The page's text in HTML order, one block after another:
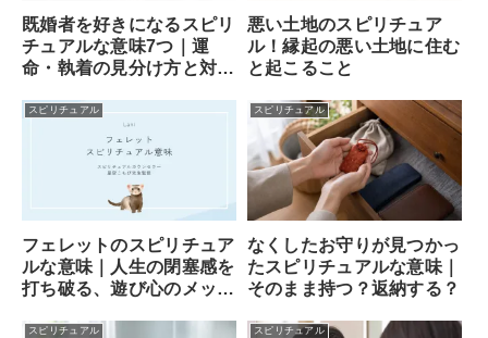
既婚者を好きになるスピリ
チュアルな意味7つ｜運
命・執着の見分け方と対処
悪い土地のスピリチュア
ル！縁起の悪い土地に住む
と起こること
スピリチュアル
フェレットのスピリチュア
ルな意味｜人生の閉塞感を
打ち破る、遊び心のメッセ
スピリチュアル
なくしたお守りが見つかっ
たスピリチュアルな意味｜
そのまま持つ？返納する？
スピリチュアル スピリチュアル